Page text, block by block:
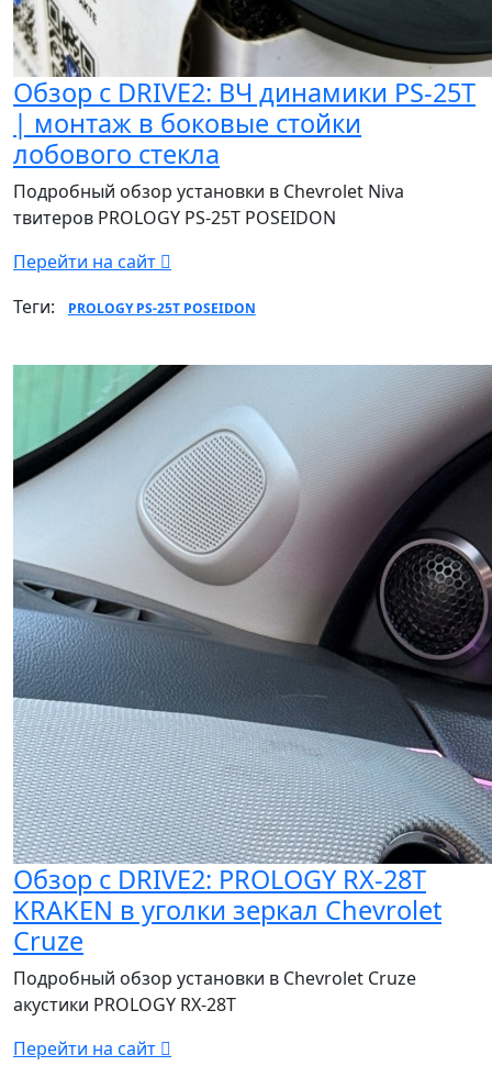
Обзор с DRIVE2: ВЧ динамики PS-25T
| монтаж в боковые стойки
лобового стекла
Подробный обзор установки в Chevrolet Niva
твитеров PROLOGY PS-25T POSEIDON
Перейти на сайт
Теги:
PROLOGY PS-25T POSEIDON
Обзор с DRIVE2: PROLOGY RX-28T
KRAKEN в уголки зеркал Chevrolet
Cruze
Подробный обзор установки в Chevrolet Cruze
акустики PROLOGY RX-28T
Перейти на сайт